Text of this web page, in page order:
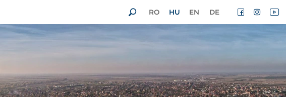
RO HU EN DE